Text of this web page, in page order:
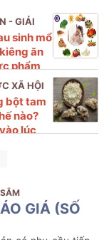
- GIẢI
sinh mổ
ăn
phẩm
XÃ HỘI
bột tam
nào?
lúc
GIÁ (SỐ